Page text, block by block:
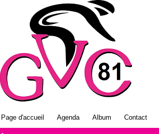
Page d'accueil Agenda Album Contact